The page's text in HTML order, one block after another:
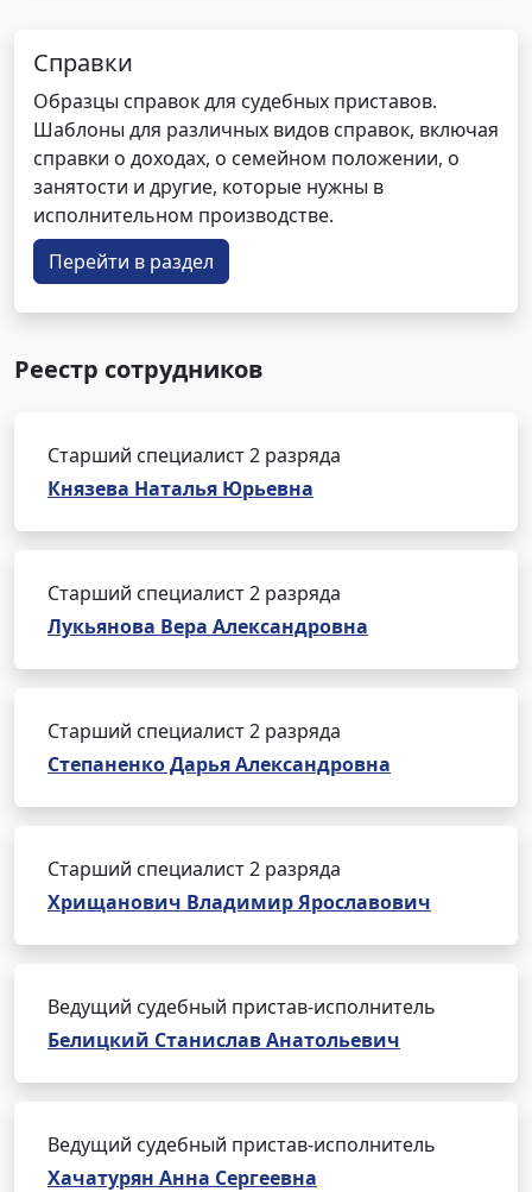
Справки
Образцы справок для судебных приставов.
Шаблоны для различных видов справок, включая
справки о доходах, о семейном положении, о
занятости и другие, которые нужны в
исполнительном производстве.
Перейти в раздел
Реестр сотрудников
Старший специалист 2 разряда
Князева Наталья Юрьевна
Старший специалист 2 разряда
Лукьянова Вера Александровна
Старший специалист 2 разряда
Степаненко Дарья Александровна
Старший специалист 2 разряда
Хрищанович Владимир Ярославович
Ведущий судебный пристав-исполнитель
Белицкий Станислав Анатольевич
Ведущий судебный пристав-исполнитель
Хачатурян Анна Сергеевна